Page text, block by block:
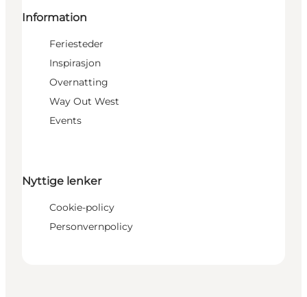
Information
Feriesteder
Inspirasjon
Overnatting
Way Out West
Events
Nyttige lenker
Cookie-policy
Personvernpolicy